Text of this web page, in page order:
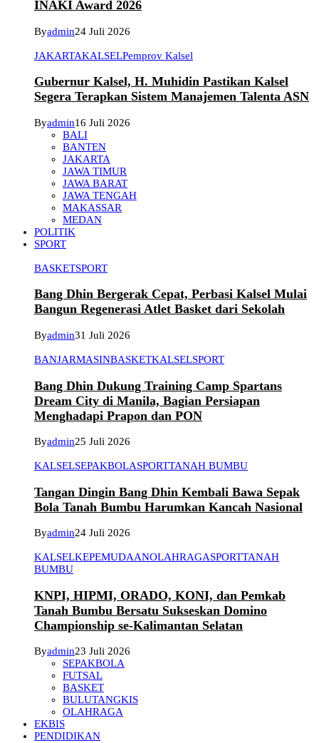
INAKI Award 2026
Byadmin24 Juli 2026
JAKARTAKALSELPemprov Kalsel
Gubernur Kalsel, H. Muhidin Pastikan Kalsel
Segera Terapkan Sistem Manajemen Talenta ASN
Byadmin16 Juli 2026
BALI
BANTEN
JAKARTA
JAWA TIMUR
JAWA BARAT
JAWA TENGAH
MAKASSAR
MEDAN
POLITIK
SPORT
BASKETSPORT
Bang Dhin Bergerak Cepat, Perbasi Kalsel Mulai
Bangun Regenerasi Atlet Basket dari Sekolah
Byadmin31 Juli 2026
BANJARMASINBASKETKALSELSPORT
Bang Dhin Dukung Training Camp Spartans
Dream City di Manila, Bagian Persiapan
Menghadapi Prapon dan PON
Byadmin25 Juli 2026
KALSELSEPAKBOLASPORTTANAH BUMBU
Tangan Dingin Bang Dhin Kembali Bawa Sepak
Bola Tanah Bumbu Harumkan Kancah Nasional
Byadmin24 Juli 2026
KALSELKEPEMUDAANOLAHRAGASPORTTANAH
BUMBU
KNPI, HIPMI, ORADO, KONI, dan Pemkab
Tanah Bumbu Bersatu Sukseskan Domino
Championship se-Kalimantan Selatan
Byadmin23 Juli 2026
SEPAKBOLA
FUTSAL
BASKET
BULUTANGKIS
OLAHRAGA
EKBIS
PENDIDIKAN